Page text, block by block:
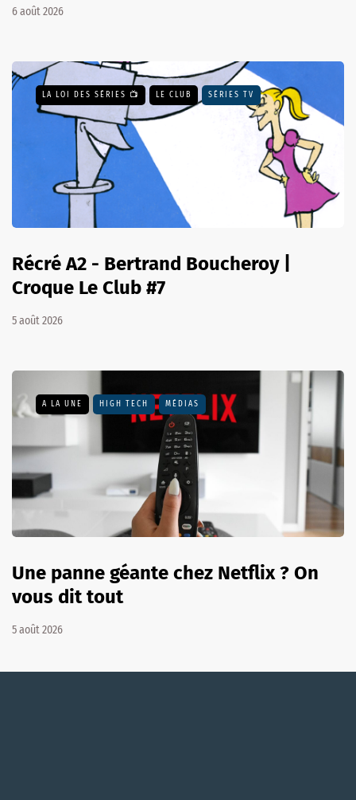
6 août 2026
LA LOI DES SÉRIES 📺 LE CLUB SÉRIES TV
Récré A2 - Bertrand Boucheroy |
Croque Le Club #7
5 août 2026
A LA UNE HIGH TECH MÉDIAS
Une panne géante chez Netflix ? On
vous dit tout
5 août 2026